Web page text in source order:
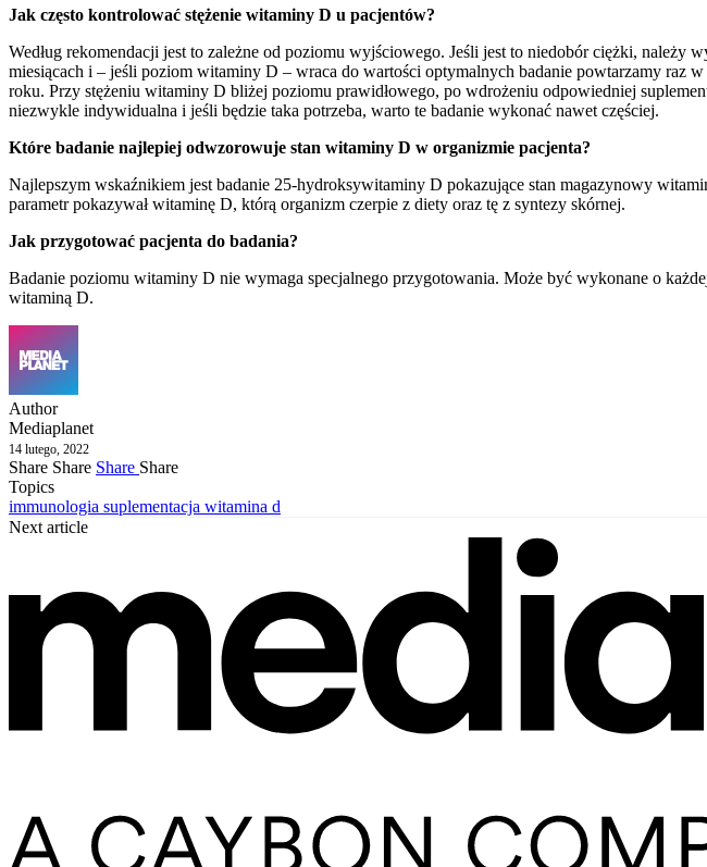
Jak często kontrolować stężenie witaminy D u pacjentów?
Według rekomendacji jest to zależne od poziomu wyjściowego. Jeśli jest to niedobór ciężki,
miesiącach i – jeśli poziom witaminy D – wraca do wartości optymalnych badanie powtarzamy raz
roku. Przy stężeniu witaminy D bliżej poziomu prawidłowego, po wdrożeniu odpowiedniej
niezwykle indywidualna i jeśli będzie taka potrzeba, warto te badanie wykonać nawet częściej.
Które badanie najlepiej odwzorowuje stan witaminy D w organizmie pacjenta?
Najlepszym wskaźnikiem jest badanie 25-hydroksywitaminy D pokazujące stan magazynowy
parametr pokazywał witaminę D, którą organizm czerpie z diety oraz tę z syntezy skórnej.
Jak przygotować pacjenta do badania?
Badanie poziomu witaminy D nie wymaga specjalnego przygotowania. Może być wykonane o
witaminą D.
Author
Mediaplanet
14 lutego, 2022
Share Share Share Share
Topics
immunologia suplementacja witamina d
Next article